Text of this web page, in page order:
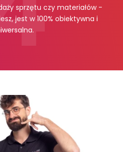
sprzętu czy materiałów -
jest w 100% obiektywna i